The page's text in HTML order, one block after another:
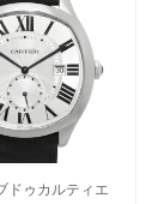
ドゥカルティエ